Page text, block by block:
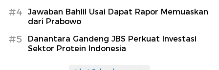
#4
Jawaban Bahlil Usai Dapat Rapor Memuaskan
dari Prabowo
#5
Danantara Gandeng JBS Perkuat Investasi
Sektor Protein Indonesia